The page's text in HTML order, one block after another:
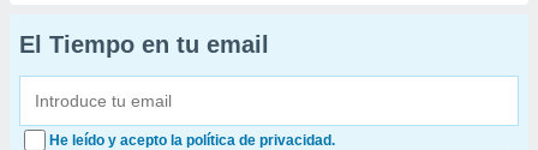
El Tiempo en tu email
He leído y acepto la política de privacidad.